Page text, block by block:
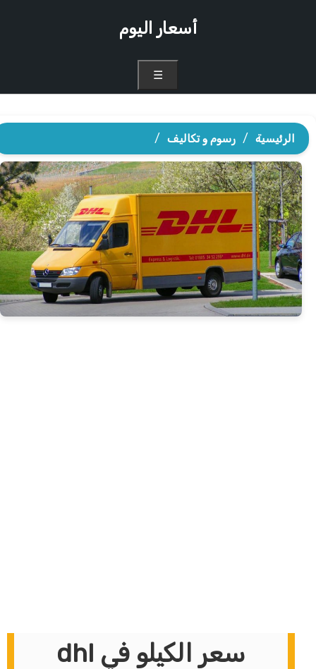
أسعار اليوم
الرئيسية / رسوم و تكاليف /
سعر الكيلو في dhl